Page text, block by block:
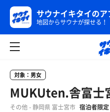
サウナイキタイのア
地図からサウナが探せる！
対象：男女
MUKUten.舎富士
その他 - 静岡県 富士宮市 宿泊者限定